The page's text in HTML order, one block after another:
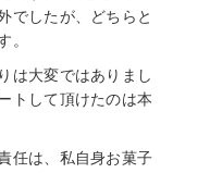
でしたが、どちらと
。
は大変ではありまし
トして頂けたのは本
任は、私自身お菓子